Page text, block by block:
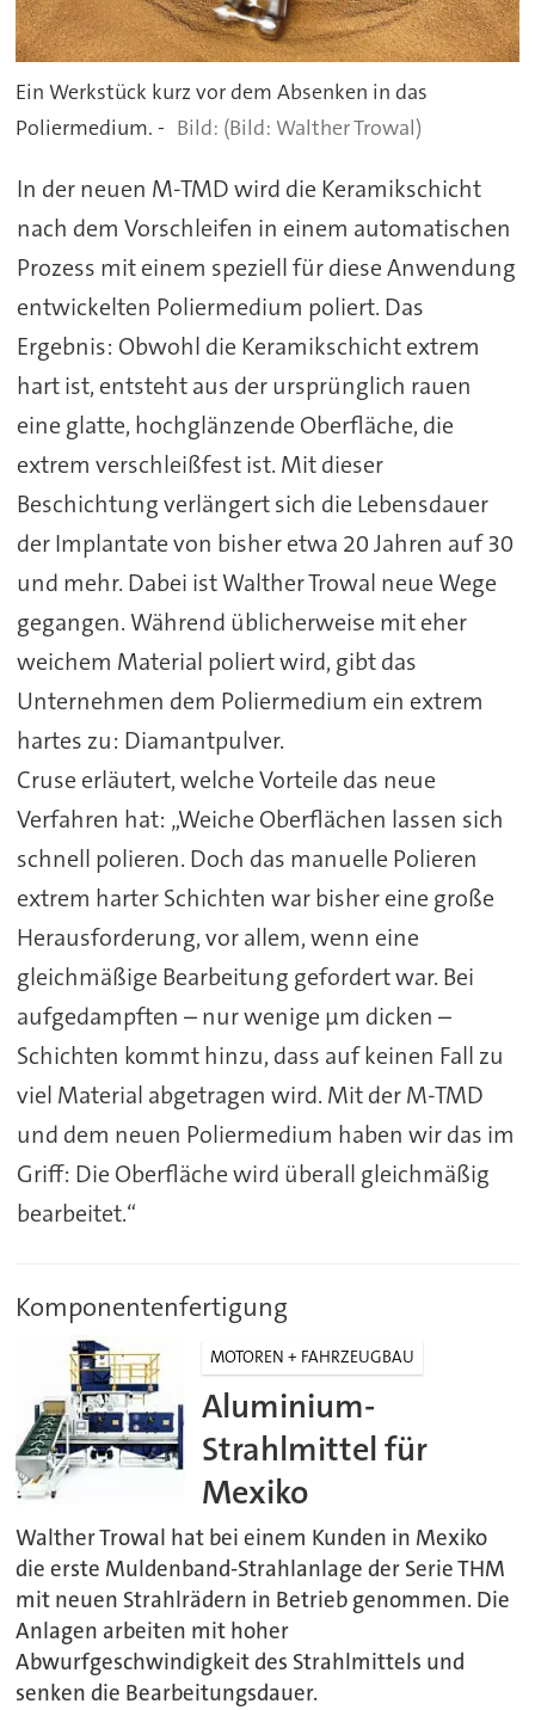
Ein Werkstück kurz vor dem Absenken in das
Poliermedium. -
(Bild: Walther Trowal)
In der neuen M-TMD wird die Keramikschicht
nach dem Vorschleifen in einem automatischen
Prozess mit einem speziell für diese Anwendung
entwickelten Poliermedium poliert. Das
Ergebnis: Obwohl die Keramikschicht extrem
hart ist, entsteht aus der ursprünglich rauen
eine glatte, hochglänzende Oberfläche, die
extrem verschleißfest ist. Mit dieser
Beschichtung verlängert sich die Lebensdauer
der Implantate von bisher etwa 20 Jahren auf 30
und mehr. Dabei ist Walther Trowal neue Wege
gegangen. Während üblicherweise mit eher
weichem Material poliert wird, gibt das
Unternehmen dem Poliermedium ein extrem
hartes zu: Diamantpulver.
Cruse erläutert, welche Vorteile das neue
Verfahren hat: „Weiche Oberflächen lassen sich
schnell polieren. Doch das manuelle Polieren
extrem harter Schichten war bisher eine große
Herausforderung, vor allem, wenn eine
gleichmäßige Bearbeitung gefordert war. Bei
aufgedampften – nur wenige µm dicken –
Schichten kommt hinzu, dass auf keinen Fall zu
viel Material abgetragen wird. Mit der M-TMD
und dem neuen Poliermedium haben wir das im
Griff: Die Oberfläche wird überall gleichmäßig
bearbeitet.“
Komponentenfertigung
MOTOREN + FAHRZEUGBAU
Aluminium-
Strahlmittel für
Mexiko
Walther Trowal hat bei einem Kunden in Mexiko
die erste Muldenband-Strahlanlage der Serie THM
mit neuen Strahlrädern in Betrieb genommen. Die
Anlagen arbeiten mit hoher
Abwurfgeschwindigkeit des Strahlmittels und
senken die Bearbeitungsdauer.